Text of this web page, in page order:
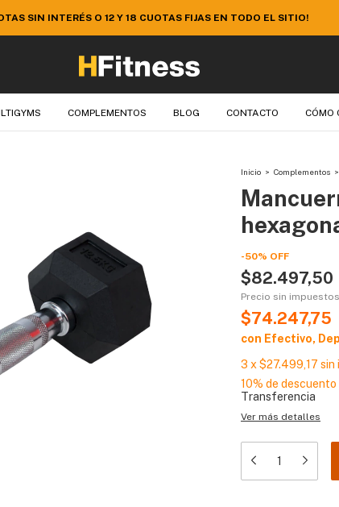
¡APROVECHÁ 10% EXTRA DE DESCUENTO EN EFECTIVO O
COMPLEMENTOS BLOG CONTACTO CÓMO
Inicio > Complementos >
-50% OFF
$82.497,50
Precio sin impuestos
$74.247,75
con Efectivo,
3 x $27.499,17 sin
10% de descuento
Transferencia
Ver más detalles